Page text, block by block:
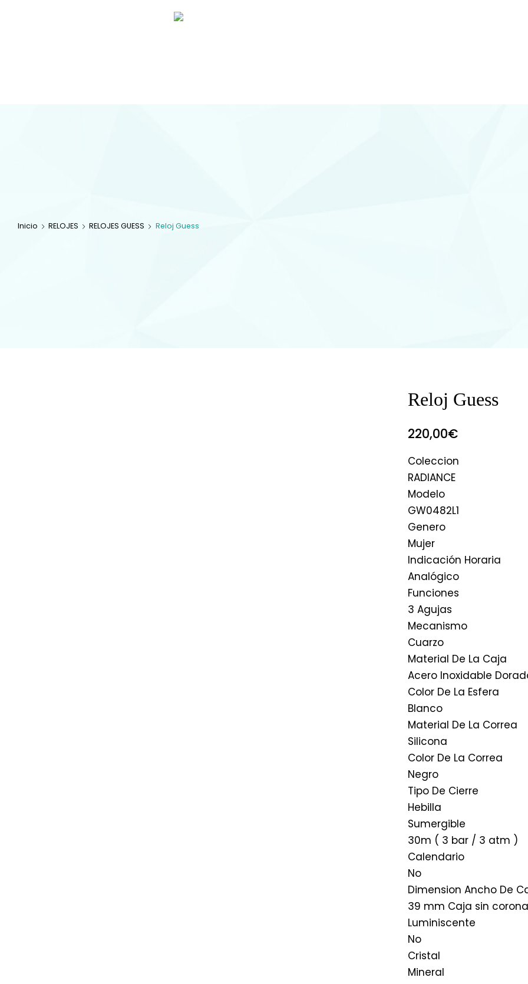
Inicio RELOJES RELOJES GUESS Reloj Guess
Reloj Guess
220,00€
Coleccion
RADIANCE
Modelo
GW0482L1
Genero
Mujer
Indicación Horaria
Analógico
Funciones
3 Agujas
Mecanismo
Cuarzo
Material De La Caja
Acero Inoxidable
Color De La Esfera
Blanco
Material De La Correa
Silicona
Color De La Correa
Negro
Tipo De Cierre
Hebilla
Sumergible
30m ( 3 bar / 3 atm )
Calendario
No
Dimension Ancho De
39 mm Caja sin corona
Luminiscente
No
Cristal
Mineral